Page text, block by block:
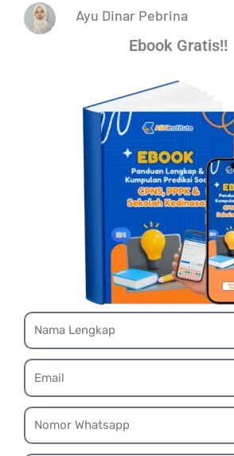
Ayu Dinar Pebrina
Ebook Gratis!!
Name
Email
Whatsapp